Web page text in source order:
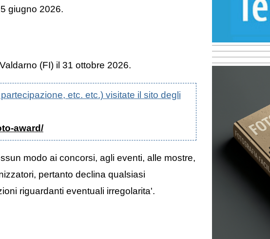
giugno 2026.
(FI) il 31 ottobre 2026.
etc. etc.) visitate il sito degli
award/
modo ai concorsi, agli eventi, alle mostre,
pertanto declina qualsiasi
riguardanti eventuali irregolarita'.